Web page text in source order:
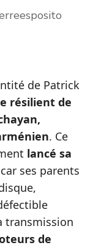
de Patrick
résilient de
. Ce
lancé sa
ses parents
transmission
de